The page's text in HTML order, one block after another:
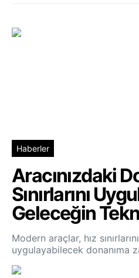
Haberler
Aracınızdaki
Sınırlarını
Geleceğin
Modern araçlar, hız
uygulayabilecek donanıma